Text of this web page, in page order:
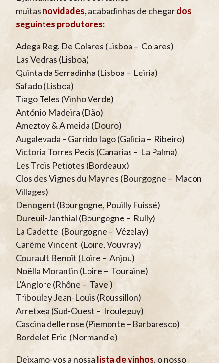
muitas novidades,acabadinhas de chegardos
seguintes produtores:
Adega Reg. De Colares (Lisboa – Colares)
Las Vedras (Lisboa)
Quinta da Serradinha (Lisboa – Leiria)
Safado (Lisboa)
Tiago Teles (Vinho Verde)
António Madeira (Dão)
Ameztoy & Almeida (Douro)
Augalevada – Garrido Iago (Galicia – Ribeiro)
Victoria Torres Pecis (Canarias – La Palma)
Les Trois Petiotes (Bordeaux)
Clos des Vignes du Maynes (Bourgogne – Macon
Villages)
Denogent (Bourgogne, Pouilly Fuissé)
Dureuil-Janthial (Bourgogne – Rully)
La Cadette (Bourgogne – Vézelay)
Carême Vincent (Loire, Vouvray)
Courault Benoît (Loire – Anjou)
Noëlla Morantin (Loire – Touraine)
L’Anglore (Rhône – Tavel)
Tribouley Jean-Louis (Roussillon)
Arretxea (Sud-Ouest – Irouleguy)
Cascina delle rose (Piemonte – Barbaresco)
Bordelet Eric (Normandie)
Deixamo-vos a nossalista de vinhos, o nosso